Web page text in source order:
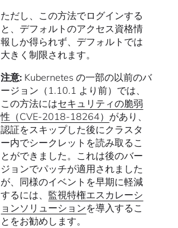
ただし、この方法でログインする
と、デフォルトのアクセス資格情
報しか得られず、デフォルトでは
大きく制限されます。
注意: Kubernetes の一部の以前のバ
ージョン（1.10.1 より前）では、
この方法にはセキュリティの脆弱
性（CVE-2018-18264） があり、
認証をスキップした後にクラスタ
ー内でシークレットを読み取るこ
とができました。これは後のバー
ジョンでパッチが適用されました
が、同様のイベントを早期に軽減
するには、 監視特権エスカレーシ
ョンソリューションを導入するこ
とをお勧めします。